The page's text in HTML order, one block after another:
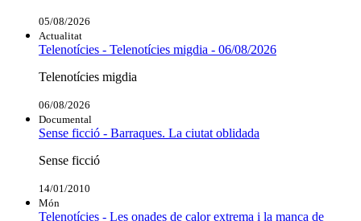
05/08/2026
Actualitat
Telenotícies - Telenotícies migdia - 06/08/2026
Telenotícies migdia
06/08/2026
Documental
Sense ficció - Barraques. La ciutat oblidada
Sense ficció
14/01/2010
Món
Telenotícies - Les onades de calor extrema i la manca de